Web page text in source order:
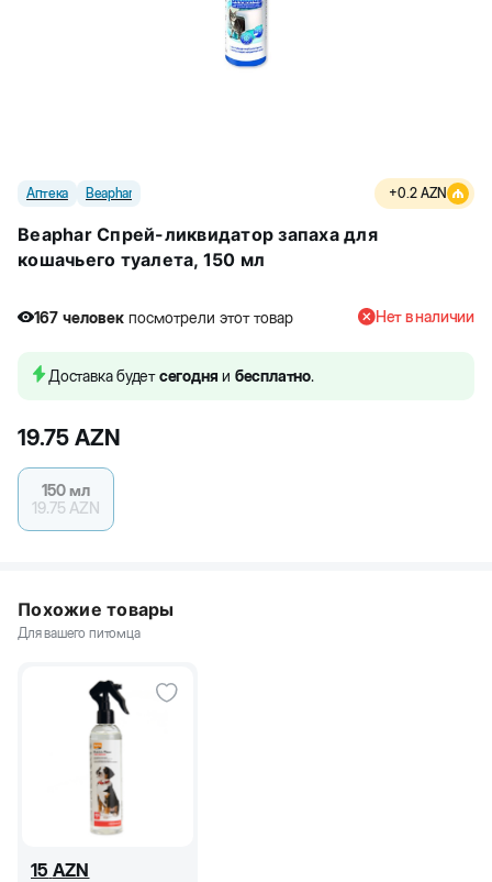
Аптека Beaphar +0.2 AZN
Beaphar Спрей-ликвидатор запаха для
кошачьего туалета, 150 мл
167 человек посмотрели этот товар
167 человек посмотрели этот товар
Нет в наличии
Доставка будетсегодня и бесплатно.
19.75 AZN
150 мл
19.75 AZN
Похожие товары
Для вашего питомца
15 AZN